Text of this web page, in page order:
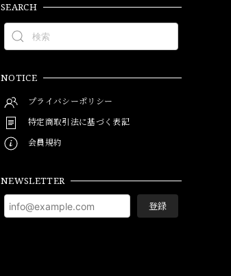
SEARCH
NOTICE
プライバシーポリシー
特定商取引法に基づく表記
会員規約
NEWSLETTER
登録